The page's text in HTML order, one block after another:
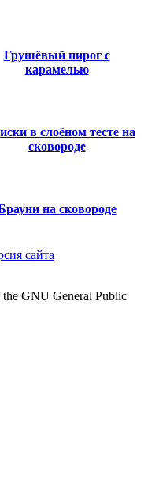
Грушёвый пирог с
карамелью
в слоёном тесте на
сковороде
на сковороде
сайта
the GNU General Public